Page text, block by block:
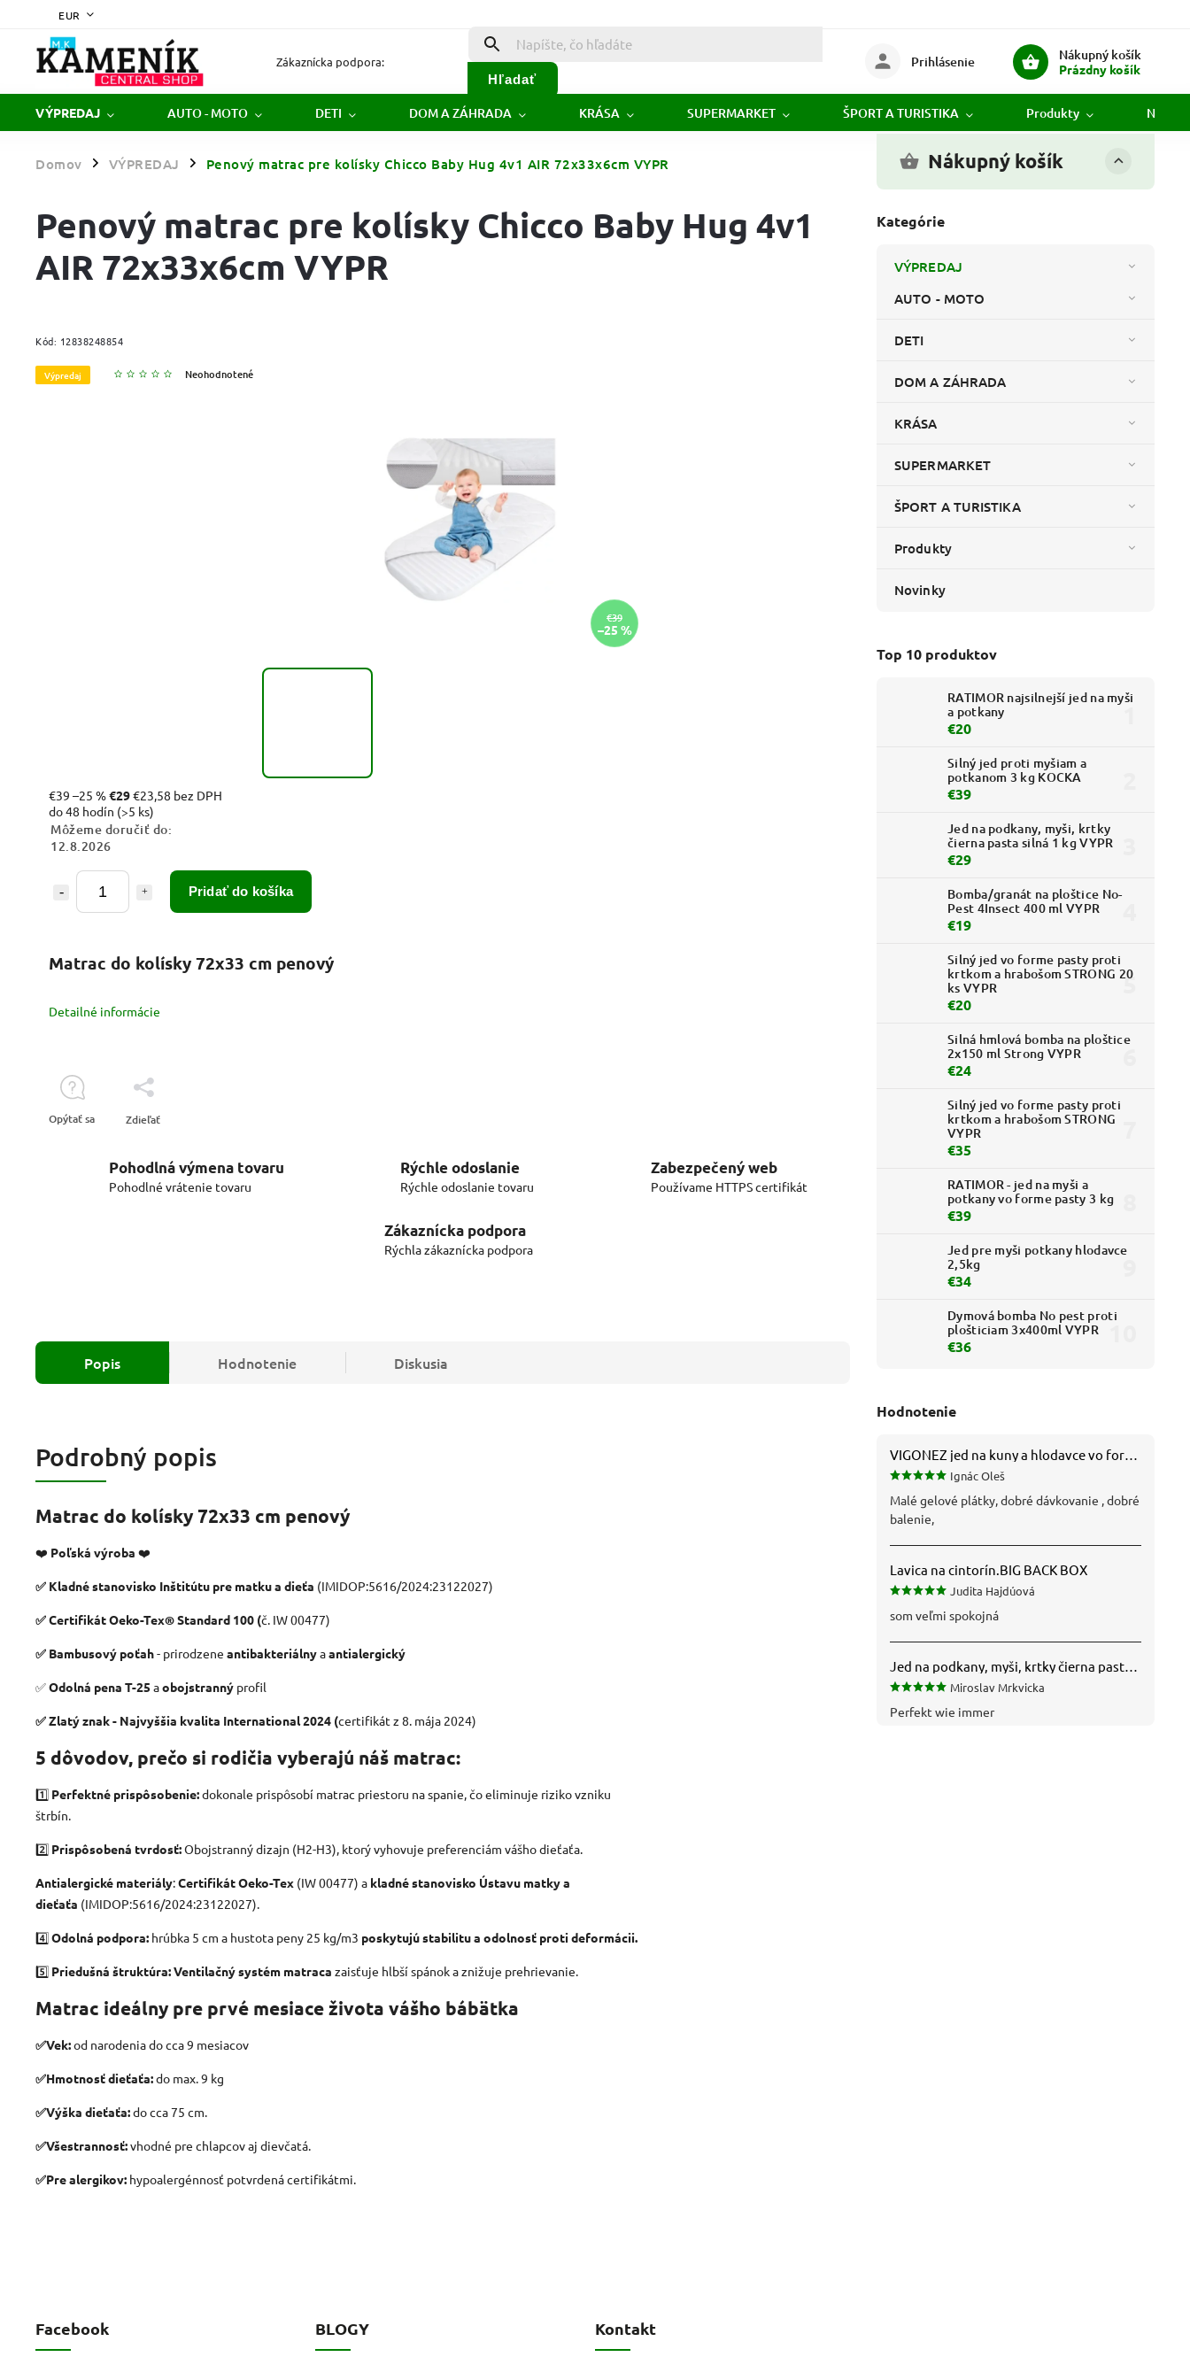
EUR
Zákaznícka podpora:
Hľadať
Nákupný košík
Prázdny košík
Prihlásenie
VÝPREDAJ AUTO - MOTO DETI DOM A ZÁHRADA KRÁSA SUPERMARKET ŠPORT A TURISTIKA Produkty
Domov / VÝPREDAJ / Penový matrac pre kolísky Chicco Baby Hug 4v1 AIR 72x33x6cm VYPR Nákupný košík
Kategórie
VÝPREDAJ
AUTO - MOTO
DETI
DOM A ZÁHRADA
KRÁSA
SUPERMARKET
ŠPORT A TURISTIKA
Produkty
Novinky
Top 10 produktov
RATIMOR najsilnejší jed na myši
a potkany
€20
Silný jed proti myšiam a
potkanom 3 kg KOCKA
€39
Jed na podkany, myši, krtky
čierna pasta silná 1 kg VYPR
€29
Bomba/granát na ploštice No-
Pest 4Insect 400 ml VYPR
€19
Silný jed vo forme pasty proti
krtkom a hrabošom STRONG 20
ks VYPR
€20
Silná hmlová bomba na ploštice
2x150 ml Strong VYPR
€24
Silný jed vo forme pasty proti
krtkom a hrabošom STRONG
VYPR
€35
RATIMOR - jed na myši a
potkany vo forme pasty 3 kg
€39
Jed pre myši potkany hlodavce
2,5kg
€34
Dymová bomba No pest proti
plošticiam 3x400ml VYPR
€36
Hodnotenie
VIGONEZ jed na kuny a hlodavce vo forme pasty 1,5 kg
Ignác Oleš
Malé gelové plátky, dobré dávkovanie , dobré
balenie,
Lavica na cintorín.BIG BACK BOX
Judita Hajdúová
som veľmi spokojná
Jed na podkany, myši, krtky čierna pasta silná 1 kg VYPR
Miroslav Mrkvicka
Perfekt wie immer
Penový matrac pre kolísky Chicco Baby Hug 4v1
AIR 72x33x6cm VYPR
Kód: 12838248854
Výpredaj Neohodnotené
€39
–25 %
€39 –25 %€29€23,58 bez DPH
do 48 hodín (>5 ks)
Môžeme doručiť do:
12.8.2026
Pridať do košíka
Matrac do kolísky 72x33 cm penový
Detailné informácie
Opýtať sa Zdieľať
Pohodlná výmena tovaru
Pohodlné vrátenie tovaru
Rýchle odoslanie
Rýchle odoslanie tovaru
Zabezpečený web
Používame HTTPS certifikát
Zákaznícka podpora
Rýchla zákaznícka podpora
Popis Hodnotenie Diskusia
Podrobný popis
Matrac do kolísky 72x33 cm penový
❤️ Poľská výroba ❤️
✅ Kladné stanovisko Inštitútu pre matku a dieťa (IMIDOP:5616/2024:23122027)
✅ Certifikát Oeko-Tex® Standard 100 (č. IW 00477)
✅ Bambusový poťah- prirodzene antibakteriálnyaantialergický
✅Odolná pena T-25 aobojstranný profil
✅ Zlatý znak - Najvyššia kvalita International 2024 (certifikát z 8. mája 2024)
5 dôvodov, prečo si rodičia vyberajú náš matrac:
1️⃣ Perfektné prispôsobenie:dokonale prispôsobí matrac priestoru na spanie, čo eliminuje riziko vzniku
štrbín.
2️⃣ Prispôsobená tvrdosť:Obojstranný dizajn (H2-H3), ktorý vyhovuje preferenciám vášho dieťaťa.
Antialergické materiály:Certifikát Oeko-Tex (IW 00477) a kladné stanovisko Ústavu matky a
dieťaťa (IMIDOP:5616/2024:23122027).
4️⃣Odolná podpora: hrúbka 5 cm a hustota peny 25 kg/m3 poskytujú stabilitu a odolnosť proti deformácii.
5️⃣ Priedušná štruktúra:Ventilačný systém matraca zaisťuje hlbší spánok a znižuje prehrievanie.
Matrac ideálny pre prvé mesiace života vášho bábätka
✅Vek:od narodenia do cca 9 mesiacov
✅Hmotnosť dieťaťa:do max. 9 kg
✅Výška dieťaťa:do cca 75 cm.
✅Všestrannosť:vhodné pre chlapcov aj dievčatá.
✅Pre alergikov: hypoalergénnosť potvrdená certifikátmi.
Facebook BLOGY Kontakt